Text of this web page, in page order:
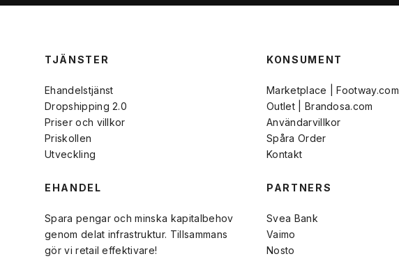
TJÄNSTER
Ehandelstjänst
Dropshipping 2.0
Priser och villkor
Priskollen
Utveckling
KONSUMENT
Marketplace | Footway.com
Outlet | Brandosa.com
Användarvillkor
Spåra Order
Kontakt
EHANDEL
Spara pengar och minska kapitalbehov
genom delat infrastruktur. Tillsammans
gör vi retail effektivare!
PARTNERS
Svea Bank
Vaimo
Nosto